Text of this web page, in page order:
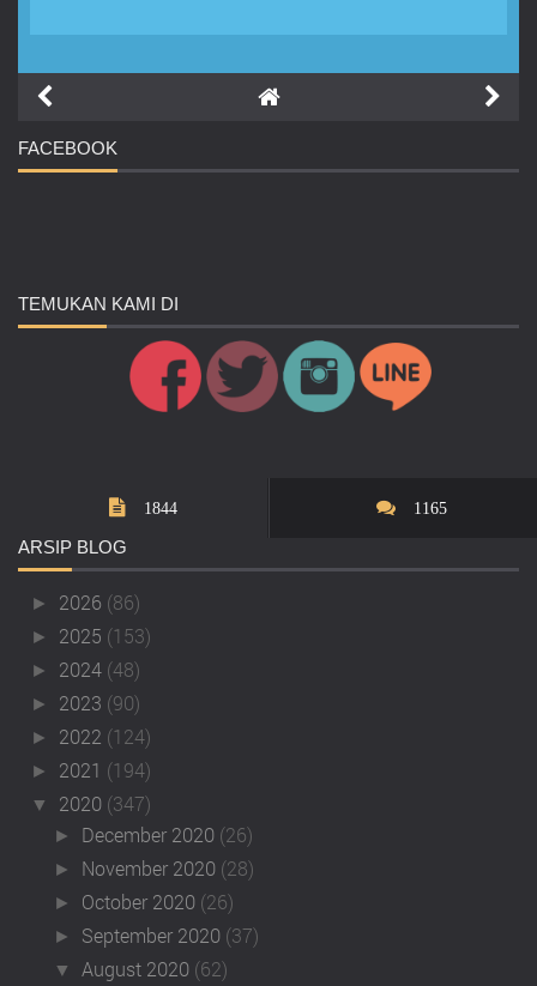
FACEBOOK
TEMUKAN KAMI DI
1844 1165
ARSIP BLOG
► 2026 (86)
► 2025 (153)
► 2024 (48)
► 2023 (90)
► 2022 (124)
► 2021 (194)
▼ 2020 (347)
► December 2020 (26)
► November 2020 (28)
► October 2020 (26)
► September 2020 (37)
▼August 2020 (62)